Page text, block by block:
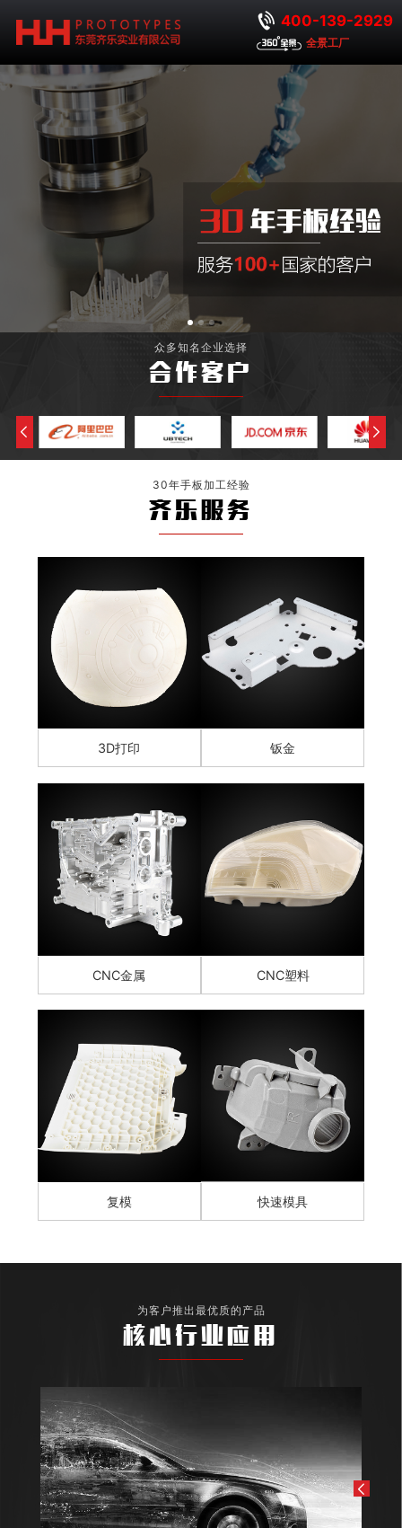
400-139-2929
全景工厂
众多知名企业选择
合作客户
30年手板加工经验
齐乐服务
3D打印 钣金
CNC金属 CNC塑料
复模 快速模具
为客户推出最优质的产品
核心行业应用